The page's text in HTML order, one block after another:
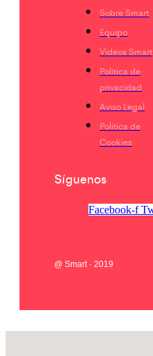
Sobre Smart
Equipo
Videos Smart
Política de
privacidad
Aviso Legal
Política de
Cookies
Síguenos
Facebook-f
@ Smart · 2019